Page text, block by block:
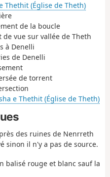
Thethit (Église de Theth)
de la boucle
de vue sur vallée de Theth
à Denelli
de Denelli
de torrent
e Thethit (Église de Theth)
des ruines de Nenrreth
sinon il n'y a pas de source.
balisé rouge et blanc sauf la